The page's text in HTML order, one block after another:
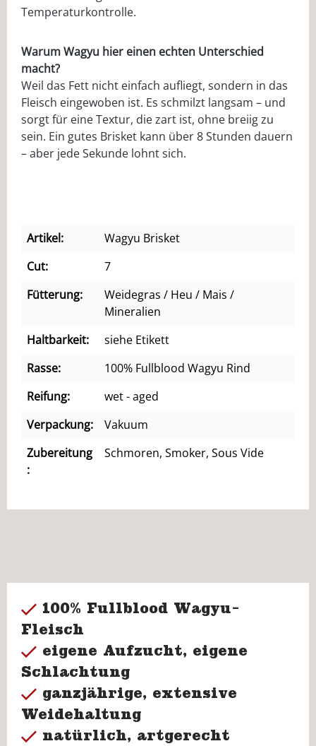
Temperaturkontrolle.
Warum Wagyu hier einen echten Unterschied
macht?
Weil das Fett nicht einfach aufliegt, sondern in das
Fleisch eingewoben ist. Es schmilzt langsam – und
sorgt für eine Textur, die zart ist, ohne breiig zu
sein. Ein gutes Brisket kann über 8 Stunden dauern
– aber jede Sekunde lohnt sich.
Artikel:
Wagyu Brisket
Cut:
7
Fütterung:
Weidegras / Heu / Mais /
Mineralien
Haltbarkeit:
siehe Etikett
Rasse:
100% Fullblood Wagyu Rind
Reifung:
wet - aged
Verpackung:
Vakuum
Zubereitung
:
Schmoren, Smoker, Sous Vide
100% Fullblood Wagyu-
Fleisch
eigene Aufzucht, eigene
Schlachtung
ganzjährige, extensive
Weidehaltung
natürlich, artgerecht